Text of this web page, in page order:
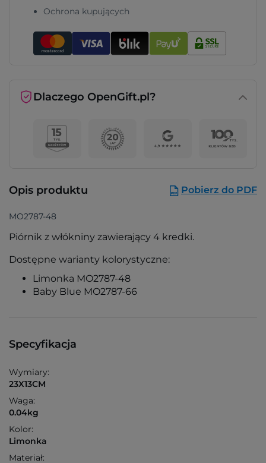
Ochrona kupujących
Dlaczego OpenGift.pl?
Opis produktu Pobierz do PDF
MO2787-48
Piórnik z włókniny zawierający 4 kredki.
Dostępne warianty kolorystyczne:
Limonka MO2787-48
Baby Blue MO2787-66
Specyfikacja
Wymiary:
23X13CM
Waga:
0.04kg
Kolor:
Limonka
Materiał: